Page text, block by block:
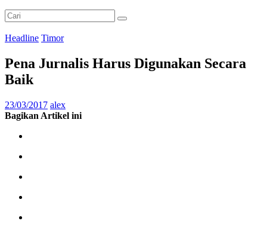
Headline Timor
Pena Jurnalis Harus Digunakan Secara
Baik
23/03/2017 alex
Bagikan Artikel ini